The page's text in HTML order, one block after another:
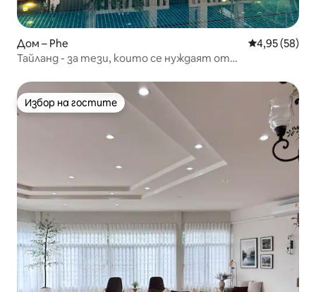
Дом – Phe Средна
4,95 (58)
Тайланд - за тези, които се нуждаят от
Избор на гостите
Избор на гостите